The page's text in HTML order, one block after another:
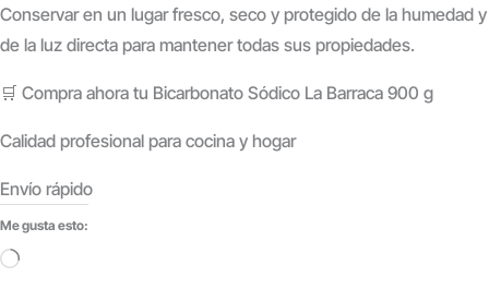
Conservar en un lugarfresco, seco y protegido de la humedad y
de la luz directa para mantener todas sus propiedades.
🛒 Compra ahora tu Bicarbonato Sódico La Barraca 900 g
Calidad profesional para cocina y hogar
Envío rápido
Me gusta esto:
Cargando...